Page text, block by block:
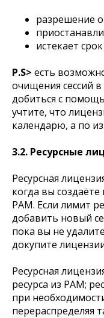
разрешение
истекает
P.S> есть
очищения сессий
добиться с
учтите, что
календарю, а по
3.2. Ресурсные
Ресурсная
когда вы создаёте
PAM. Если лимит
добавить новый
пока вы не
докупите
Ресурсная
ресурса из PAM;
при
перераспределяя